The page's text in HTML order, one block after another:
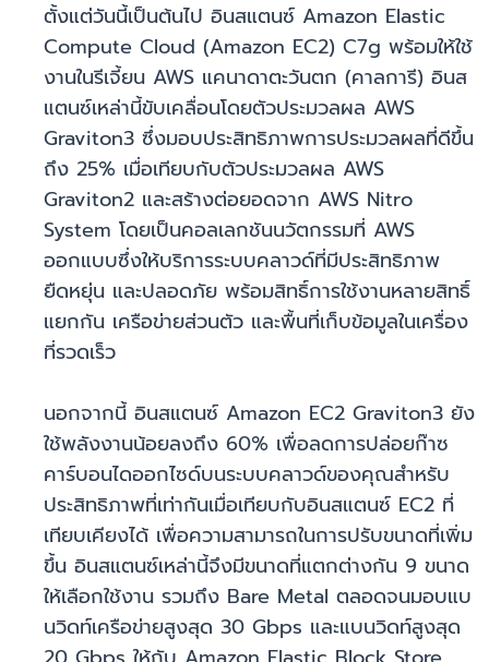
ตั้งแต่วันนี้เป็นต้นไป อินสแตนซ์ Amazon Elastic
Compute Cloud (Amazon EC2) C7g พร้อมให้ใช้
งานในรีเจี้ยน AWS แคนาดาตะวันตก (คาลการี) อินส
แตนซ์เหล่านี้ขับเคลื่อนโดยตัวประมวลผล AWS
Graviton3 ซึ่งมอบประสิทธิภาพการประมวลผลที่ดีขึ้น
ถึง 25% เมื่อเทียบกับตัวประมวลผล AWS
Graviton2 และสร้างต่อยอดจาก AWS Nitro
System โดยเป็นคอลเลกชันนวัตกรรมที่ AWS
ออกแบบซึ่งให้บริการระบบคลาวด์ที่มีประสิทธิภาพ
ยืดหยุ่น และปลอดภัย พร้อมสิทธิ์การใช้งานหลายสิทธิ์
แยกกัน เครือข่ายส่วนตัว และพื้นที่เก็บข้อมูลในเครื่อง
ที่รวดเร็ว
นอกจากนี้ อินสแตนซ์ Amazon EC2 Graviton3 ยัง
ใช้พลังงานน้อยลงถึง 60% เพื่อลดการปล่อยก๊าซ
คาร์บอนไดออกไซด์บนระบบคลาวด์ของคุณสำหรับ
ประสิทธิภาพที่เท่ากันเมื่อเทียบกับอินสแตนซ์ EC2 ที่
เทียบเคียงได้ เพื่อความสามารถในการปรับขนาดที่เพิ่ม
ขึ้น อินสแตนซ์เหล่านี้จึงมีขนาดที่แตกต่างกัน 9 ขนาด
ให้เลือกใช้งาน รวมถึง Bare Metal ตลอดจนมอบแบ
นวิดท์เครือข่ายสูงสุด 30 Gbps และแบนวิดท์สูงสุด